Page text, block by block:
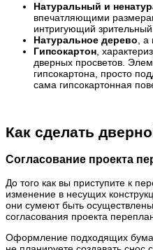
Натуральный и
впечатляющими
интригующий
Натуральное дерево ,
Гипсокартон ,
дверных просветов.
гипсокартона, просто
сама гипсокартонная
Как сделать
Согласование проекта
До того как вы приступите к
изменение в несущих
они сумеют быть
согласования проекта
Оформление подходящих